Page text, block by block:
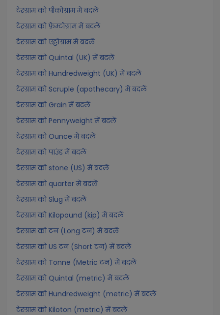
टेरग्राम को पीकोग्राम में बदलें
टेरग्राम को फ़ेम्टोग्राम में बदलें
टेरग्राम को एट्टोग्राम में बदलें
टेरग्राम को Quintal (UK) में बदलें
टेरग्राम को Hundredweight (UK) में बदलें
टेरग्राम को Scruple (apothecary) में बदलें
टेरग्राम को Grain में बदलें
टेरग्राम को Pennyweight में बदलें
टेरग्राम को Ounce में बदलें
टेरग्राम को पाउंड में बदलें
टेरग्राम को stone (US) में बदलें
टेरग्राम को quarter में बदलें
टेरग्राम को Slug में बदलें
टेरग्राम को Kilopound (kip) में बदलें
टेरग्राम को टन (Long टन) में बदलें
टेरग्राम को US टन (Short टन) में बदलें
टेरग्राम को Tonne (Metric टन) में बदलें
टेरग्राम को Quintal (metric) में बदलें
टेरग्राम को Hundredweight (metric) में बदलें
टेरग्राम को Kiloton (metric) में बदलें